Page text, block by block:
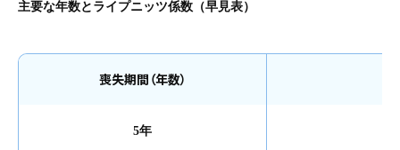
主要な年数とライプニッツ係数（早見表）
喪失期間（年数）
5年